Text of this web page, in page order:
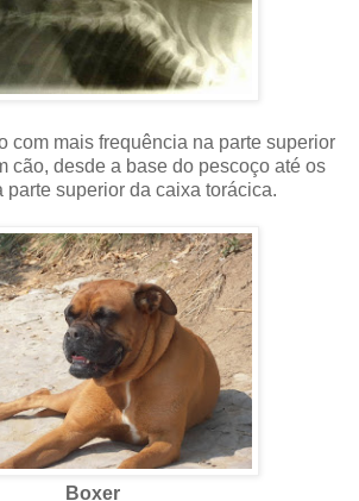
com mais frequência na parte superior
cão, desde a base do pescoço até os
parte superior da caixa torácica.
Boxer